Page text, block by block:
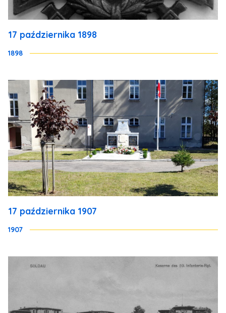
17 października 1898
1898
17 października 1907
1907